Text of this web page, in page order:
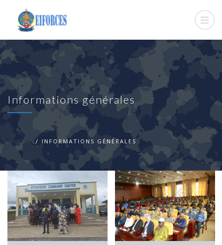
Informations générales
HOME INFORMATIONS GÉNÉRALES